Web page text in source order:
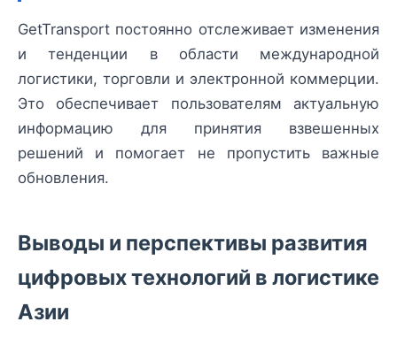
GetTransport постоянно отслеживает изменения
и тенденции в области международной
логистики, торговли и электронной коммерции.
Это обеспечивает пользователям актуальную
информацию для принятия взвешенных
решений и помогает не пропустить важные
обновления.
Выводы и перспективы развития
цифровых технологий в логистике
Азии